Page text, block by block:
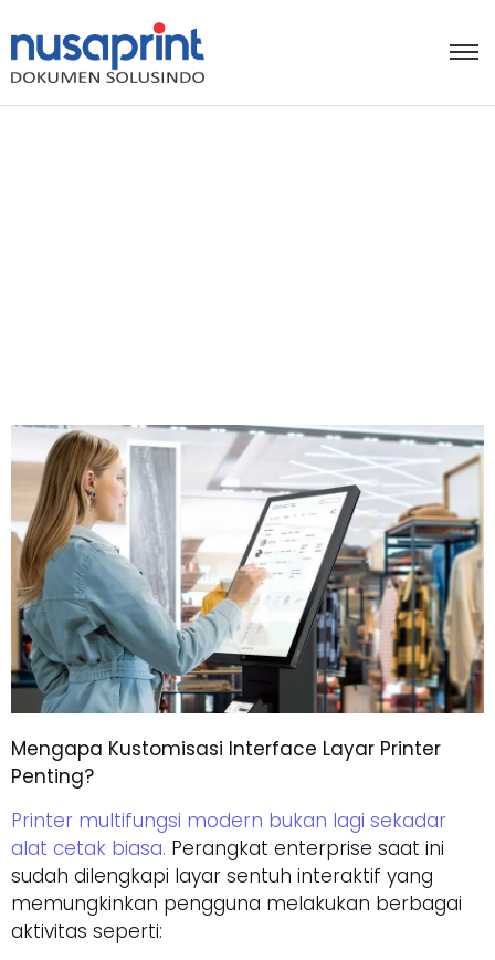
Mengapa Kustomisasi Interface Layar Printer
Penting?
Printer multifungsi modern bukan lagi sekadar
alat cetak biasa. Perangkat enterprise saat ini
sudah dilengkapi layar sentuh interaktif yang
memungkinkan pengguna melakukan berbagai
aktivitas seperti: